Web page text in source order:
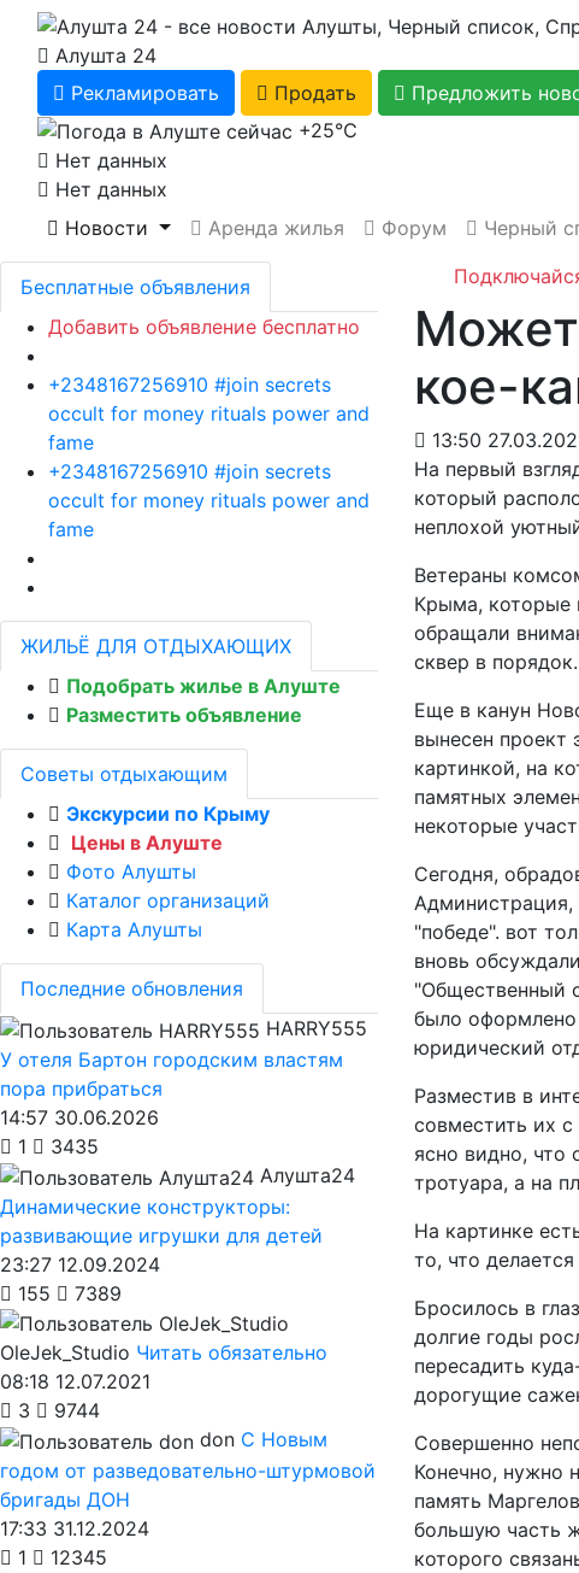
Алушта 24
Рекламировать
Продать
Предложить
+25℃
Нет данных
Нет данных
Новости
Аренда жилья Форум Черный
кое-
13:50
На первый
который
неплохой
Ветераны
Крыма, которые
обращали
сквер в порядок.
Еще в канун
вынесен проект
картинкой, на
памятных
некоторые
Сегодня,
Администрация,
"победе". вот
вновь
"Общественный
было оформлено
юридический
Разместив в
совместить их
ясно видно, что
тротуара, а на
На картинке
то, что
Бросилось в
долгие годы
пересадить
дорогущие
Совершенно
Конечно, нужно
память
большую часть
которого
Бесплатные объявления
Добавить объявление бесплатно
+2348167256910 #join secrets
occult for money rituals power and
fame
+2348167256910 #join secrets
occult for money rituals power and
fame
ЖИЛЬЁ ДЛЯ ОТДЫХАЮЩИХ
Подобрать жилье в Алуште
Разместить объявление
Советы отдыхающим
Экскурсии по Крыму
Цены в Алуште
Фото Алушты
Каталог организаций
Карта Алушты
Последние обновления
HARRY555
У отеля Бартон городским властям
пора прибраться
14:57 30.06.2026
1
3435
Алушта24
Динамические конструкторы:
развивающие игрушки для детей
23:27 12.09.2024
155
7389
OleJek_Studio Читать обязательно
08:18 12.07.2021
3
9744
don С Новым
годом от разведовательно-штурмовой
бригады ДОН
17:33 31.12.2024
1
12345